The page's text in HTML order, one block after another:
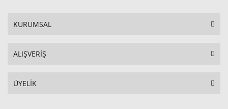
KURUMSAL
ALIŞVERİŞ
ÜYELİK